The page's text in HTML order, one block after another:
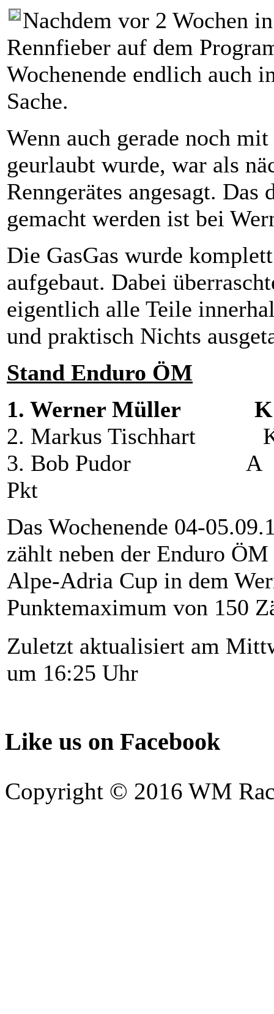
Nachdem vor 2 Wochen
Rennfieber auf dem
Wochenende endlich auch
Sache.
Wenn auch gerade noch
geurlaubt wurde, war als
Renngerätes angesagt. Das
gemacht werden ist bei
Die GasGas wurde
aufgebaut. Dabei
eigentlich alle Teile
und praktisch Nichts
Stand Enduro ÖM
1. Werner Müller
2. Markus
3. Bob Pudor
Pkt
Das Wochenende 04-
zählt neben der Enduro
Alpe-Adria Cup in dem
Punktemaximum von 150
Zuletzt aktualisiert am
um 16:25 Uhr
Like us on Facebook
Copyright © 2016 WM